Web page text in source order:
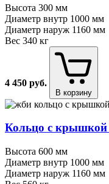
Высота 300 мм
Диаметр внутр 1000 мм
Диаметр наруж 1160 мм
Вес 340 кг
4 450 руб.
В корзину
Кольцо с
Высота 600 мм
Диаметр внутр 1000 мм
Диаметр наруж 1160 мм